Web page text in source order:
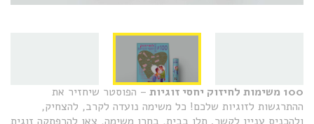
100 משימות לחיזוק יחסי זוגיות
– הפוסטר שיחזיר את
ההתרגשות לזוגיות שלכם! כל משימה נועדה לקרב, להצחיק,
ולהכניס עניין לקשר. תלו בבית, בחרו משימה, צאו להרפתקה זוגית